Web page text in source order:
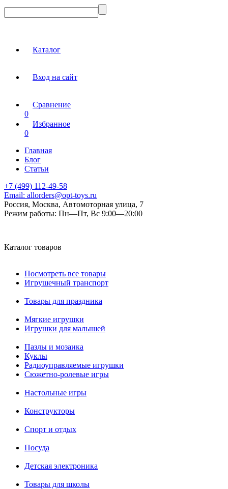
Каталог
Вход на сайт
Сравнение
0
Избранное
0
Главная
Блог
Статьи
+7 (499) 112-49-58
Email: allorders@opt-toys.ru
Россия, Москва, Автомоторная улица, 7
Режим работы: Пн—Пт, Вс 9:00—20:00
Каталог товаров
Посмотреть все товары
Игрушечный транспорт
Товары для праздника
Мягкие игрушки
Игрушки для малышей
Пазлы и мозаика
Куклы
Радиоуправляемые игрушки
Сюжетно-ролевые игры
Настольные игры
Конструкторы
Спорт и отдых
Посуда
Детская электроника
Товары для школы